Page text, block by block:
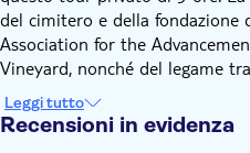
del cimitero e della fondazione
Association for the
Vineyard, nonché del legame
quella del Mississippi.
Visiterete numerosi punti di
North Road, sentirete parlare
Leggi tutto
Recensioni in evidenza